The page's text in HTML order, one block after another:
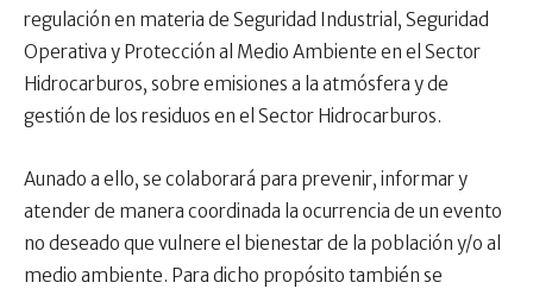
regulación en materia de Seguridad Industrial, Seguridad
Operativa y Protección al Medio Ambiente en el Sector
Hidrocarburos, sobre emisiones a la atmósfera y de
gestión de los residuos en el Sector Hidrocarburos.
Aunado a ello, se colaborará para prevenir, informar y
atender de manera coordinada la ocurrencia de un evento
no deseado que vulnere el bienestar de la población y/o al
medio ambiente. Para dicho propósito también se